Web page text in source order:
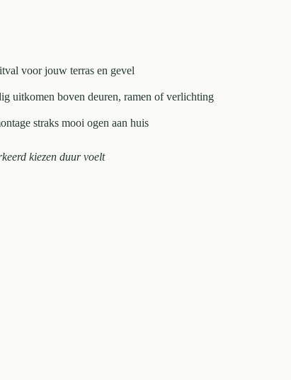
voor jouw terras en gevel
uitkomen boven deuren, ramen of verlichting
straks mooi ogen aan huis
kiezen duur voelt